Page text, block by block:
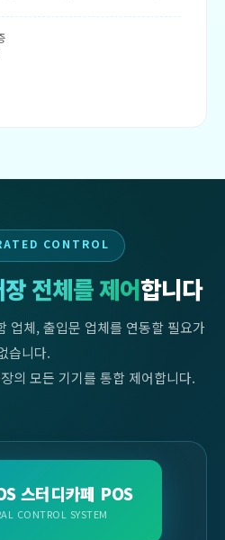
CONTROL
전체를 제어합니다
업체, 출입문 업체를 연동할 필요가
습니다.
의 모든 기기를 통합 제어합니다.
스터디카페 POS
CONTROL SYSTEM